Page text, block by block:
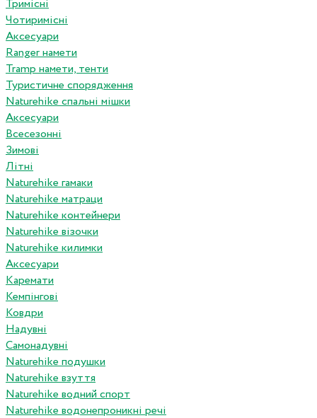
Тримісні
Чотиримісні
Аксесуари
Ranger намети
Tramp намети, тенти
Туристичне спорядження
Naturehike спальні мішки
Аксесуари
Всесезонні
Зимові
Літні
Naturehike гамаки
Naturehike матраци
Naturehike контейнери
Naturehike візочки
Naturehike килимки
Аксесуари
Каремати
Кемпінгові
Ковдри
Надувні
Самонадувні
Naturehike подушки
Naturehike взуття
Naturehike водний спорт
Naturehike водонепроникні речі